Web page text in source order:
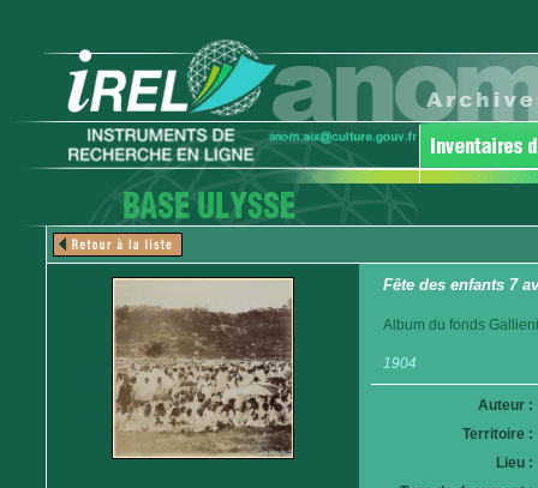
Fête des enfants 7
Album du fonds
1904
Auteur :
Territoire :
Lieu :